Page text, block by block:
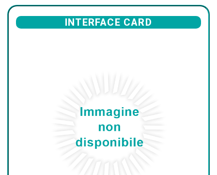
INTERFACE CARD